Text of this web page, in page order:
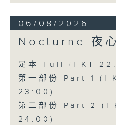
06/08/2026
Nocturne 夜
足本 Full (HKT
第一部份 Part 1
23:00)
第二部份 Part 2
24:00)